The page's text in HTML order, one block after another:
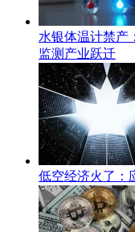
水银体温计禁产
监测产业跃迁
低空经济火了：